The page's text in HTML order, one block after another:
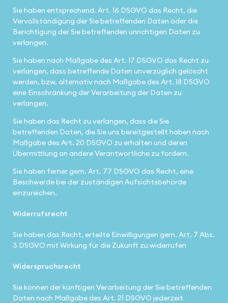
Sie haben entsprechend. Art. 16 DSGVO das Recht, die
Vervollständigung der Sie betreffenden Daten oder die
Berichtigung der Sie betreffenden unrichtigen Daten zu
verlangen.
Sie haben nach Maßgabe des Art. 17 DSGVO das Recht zu
verlangen, dass betreffende Daten unverzüglich gelöscht
werden, bzw. alternativ nach Maßgabe des Art. 18 DSGVO
eine Einschränkung der Verarbeitung der Daten zu
verlangen.
Sie haben das Recht zu verlangen, dass die Sie
betreffenden Daten, die Sie uns bereitgestellt haben nach
Maßgabe des Art. 20 DSGVO zu erhalten und deren
Übermittlung an andere Verantwortliche zu fordern.
Sie haben ferner gem. Art. 77 DSGVO das Recht, eine
Beschwerde bei der zuständigen Aufsichtsbehörde
einzureichen.
Widerrufsrecht
Sie haben das Recht, erteilte Einwilligungen gem. Art. 7 Abs.
3 DSGVO mit Wirkung für die Zukunft zu widerrufen
Widerspruchsrecht
Sie können der künftigen Verarbeitung der Sie betreffenden
Daten nach Maßgabe des Art. 21 DSGVO jederzeit